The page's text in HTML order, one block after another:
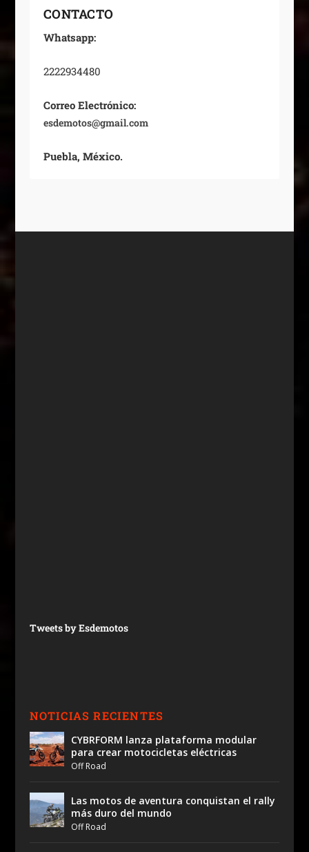
CONTACTO
Whatsapp:
2222934480
Correo Electrónico:
esdemotos@gmail.com
Puebla, México.
Tweets by Esdemotos
NOTICIAS RECIENTES
CYBRFORM lanza plataforma modular
para crear motocicletas eléctricas
Off Road
Las motos de aventura conquistan el rally
más duro del mundo
Off Road